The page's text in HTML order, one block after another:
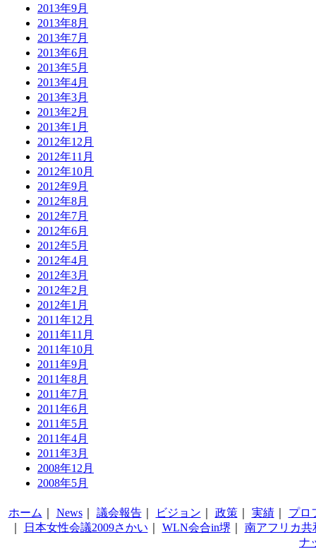
2013年9月
2013年8月
2013年7月
2013年6月
2013年5月
2013年4月
2013年3月
2013年2月
2013年1月
2012年12月
2012年11月
2012年10月
2012年9月
2012年8月
2012年7月
2012年6月
2012年5月
2012年4月
2012年3月
2012年2月
2012年1月
2011年12月
2011年11月
2011年10月
2011年9月
2011年8月
2011年7月
2011年6月
2011年5月
2011年4月
2011年3月
2008年12月
2008年5月
ホーム News｜ 議会報告｜ ビジョン 政策｜ 実績｜ プロ
日本女性会議2009さかい WLN会合in堺
南アフリカ共
ナ